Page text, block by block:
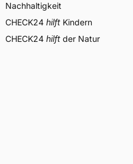
Nachhaltigkeit
CHECK24 hilft Kindern
CHECK24 hilft der Natur